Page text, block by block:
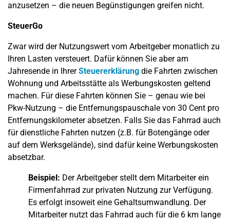
anzusetzen – die neuen Begünstigungen greifen nicht.
SteuerGo
Zwar wird der Nutzungswert vom Arbeitgeber monatlich zu
Ihren Lasten versteuert. Dafür können Sie aber am
Jahresende in IhrerSteuererklärung die Fahrten zwischen
Wohnung und Arbeitsstätte als Werbungskosten geltend
machen. Für diese Fahrten können Sie – genau wie bei
Pkw-Nutzung – die Entfernungspauschale von 30 Cent pro
Entfernungskilometer absetzen. Falls Sie das Fahrrad auch
für dienstliche Fahrten nutzen (z.B. für Botengänge oder
auf dem Werksgelände), sind dafür keine Werbungskosten
absetzbar.
Beispiel: Der Arbeitgeber stellt dem Mitarbeiter ein
Firmenfahrrad zur privaten Nutzung zur Verfügung.
Es erfolgt insoweit eine Gehaltsumwandlung. Der
Mitarbeiter nutzt das Fahrrad auch für die 6 km lange